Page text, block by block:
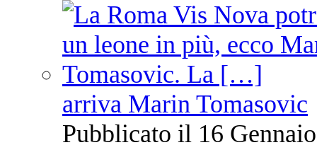
arriva Marin Tomasovic
Pubblicato il 16